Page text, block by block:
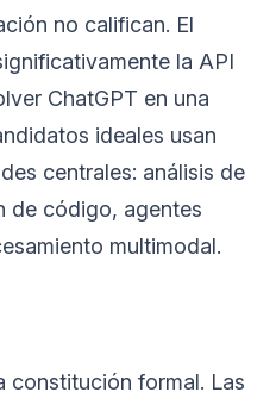
no califican. El
la API
ChatGPT en una
ideales usan
centrales: análisis de
de código, agentes
multimodal.
constitución formal. Las